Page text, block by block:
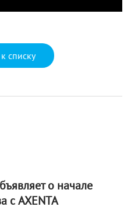
списку
о начале
с AXENTA